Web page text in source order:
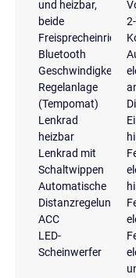
und heizbar,
beide
Bluetooth
Geschwindigkeits-
Regelanlage
(Tempomat)
Lenkrad
heizbar
Lenkrad mit
Schaltwippen
Automatische
Distanzregelung
ACC
LED-
Scheinwerfer